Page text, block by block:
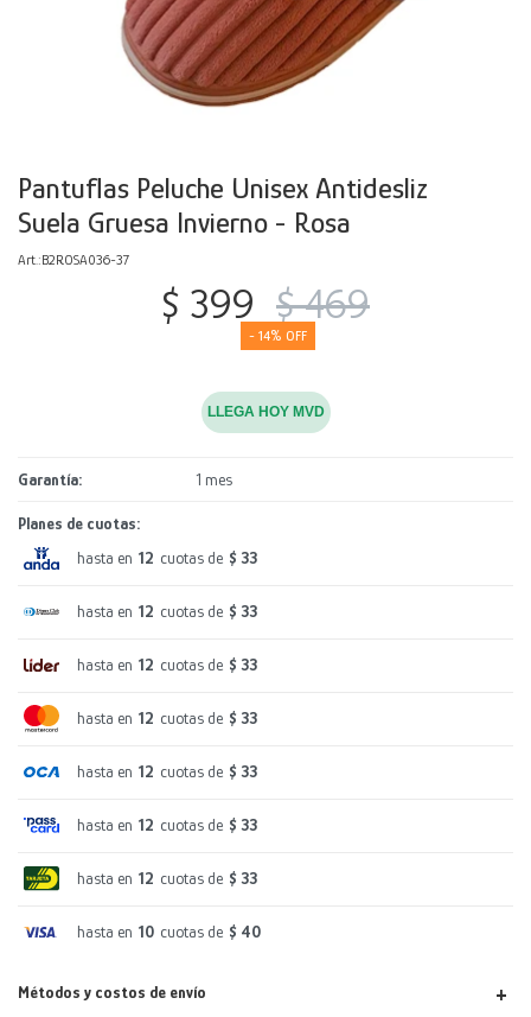
Pantuflas Peluche Unisex Antidesliz
Suela Gruesa Invierno - Rosa
B2ROSA036-37
$ 399 $ 469
14
LLEGA HOY MVD
Garantía 1 mes
Planes de cuotas:
hasta en 12 cuotas de $ 33
hasta en 12 cuotas de $ 33
hasta en 12 cuotas de $ 33
hasta en 12 cuotas de $ 33
hasta en 12 cuotas de $ 33
hasta en 12 cuotas de $ 33
hasta en 12 cuotas de $ 33
hasta en 10 cuotas de $ 40
Métodos y costos de envío
Calefactores
Acolchados y Frazadas
Accesorios para el hogar
Muebles Infantiles